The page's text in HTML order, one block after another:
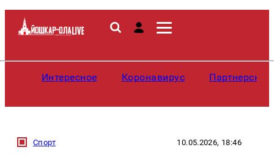
Интересное Коронавирус
Спорт 10.05.2026, 18:46